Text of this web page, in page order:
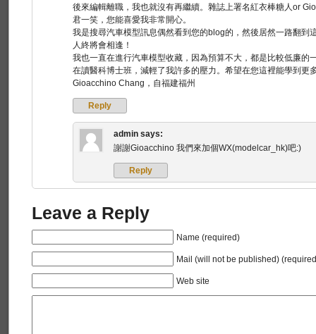
後來編輯離職，我也就沒有再繼續。雜誌上署名紅衣棒糖人or
君一笑，您能喜愛我非常開心。
我是搜尋汽車模型訊息偶然看到您的blog的，然後居然一路翻到
人終將會相逢！
我也一直在進行汽車模型收藏，因為預算不大，都是比較低廉的
在讀醫科博士班，減輕了我許多的壓力。希望在您這裡能學到更
Gioacchino Chang，自福建福州
Reply
admin says:
謝謝Gioacchino 我們來加個WX(modelcar_hk)吧:)
Reply
Leave a Reply
Name (required)
Mail (will not be published)
Web site